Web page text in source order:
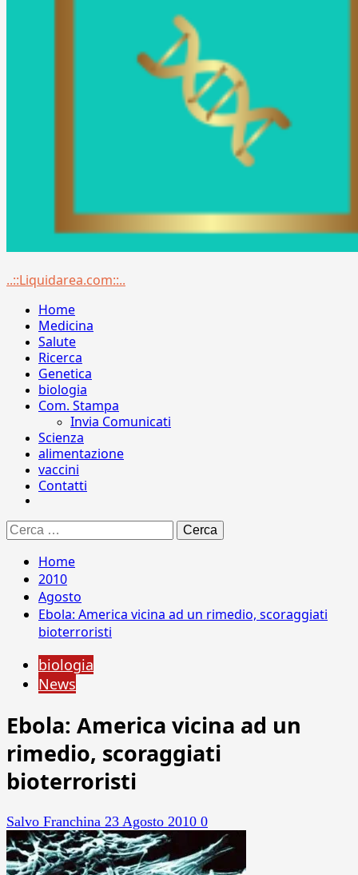
Menu
..::Liquidarea.com::..
Home
Medicina
Salute
Ricerca
Genetica
biologia
Com. Stampa
Invia Comunicati
Scienza
alimentazione
vaccini
Contatti
Ricerca
per:
Home
2010
Agosto
Ebola: America vicina ad un rimedio, scoraggiati
bioterroristi
biologia
News
Ebola: America vicina ad un
rimedio, scoraggiati
bioterroristi
Salvo Franchina 23 Agosto 2010 0